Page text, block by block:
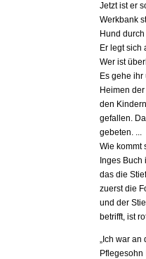
Jetzt ist er
Werkbank
Hund
Er legt sich
Wer ist
Es gehe
Heimen
den
gefallen.
gebeten. ...
Wie kommt
Inges
das die
zuerst die
und der
betrifft, ist
„Ich war
Pflegesohn